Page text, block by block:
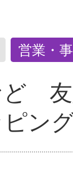
営業・
ど
ン